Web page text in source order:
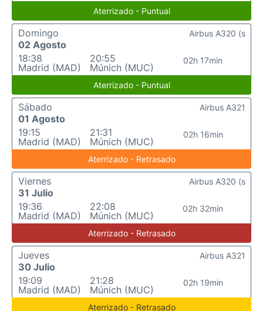
Aterrizado - Puntual
Domingo
02 Agosto
18:38
Madrid (MAD)
20:55
Múnich (MUC)
02h 17min
Airbus A320 (s
Aterrizado - Puntual
Sábado
01 Agosto
19:15
Madrid (MAD)
21:31
Múnich (MUC)
02h 16min
Airbus A321
Aterrizado - Retrasado
Viernes
31 Julio
19:36
Madrid (MAD)
22:08
Múnich (MUC)
02h 32min
Airbus A320 (s
Aterrizado - Retrasado
Jueves
30 Julio
19:09
Madrid (MAD)
21:28
Múnich (MUC)
02h 19min
Airbus A321
Aterrizado - Retrasado